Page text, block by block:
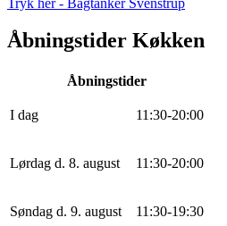
Åbningstider Køkken
Åbningstider
I dag 11 :30-20:00
Lørdag d. 8. august 11 :30-20:00
Søndag d. 9. august 11 :30-19:30